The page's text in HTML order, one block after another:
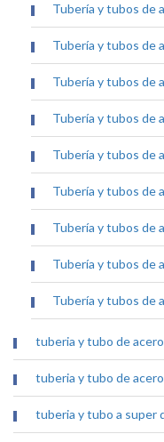
Tubería y tubos de
Tubería y tubos de
Tubería y tubos de
Tubería y tubos de
Tubería y tubos de
Tubería y tubos de
Tubería y tubos de
Tubería y tubos de
Tubería y tubos de
tuberia y tubo de
tuberia y tubo de
tuberia y tubo a super